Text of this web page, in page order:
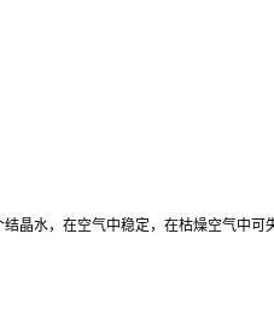
晶水，在空气中稳定，在枯燥空气中可